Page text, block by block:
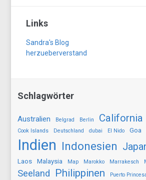
Links
Sandra's Blog
herzueberverstand
Schlagwörter
Australien Belgrad Berlin California
Cook Islands Deutschland dubai El Nido Goa
Indien Indonesien
Laos Malaysia Map Marokko Marrakesch
Seeland
Philippinen Puerto